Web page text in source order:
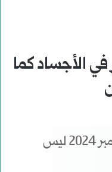
الأجساد كما
شتاء ما قبل الثامن من ديسمبر 2024 ليس